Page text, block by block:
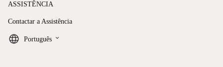
ASSISTÊNCIA
Contactar a Assistência
Português keyboard_arrow_down